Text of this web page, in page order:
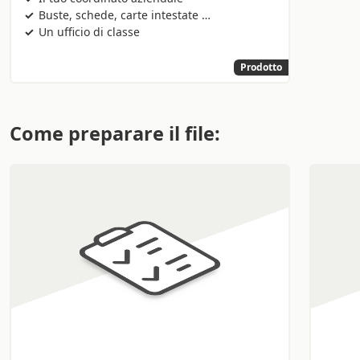
incontri, i faldoni con anelli personalizzati
marchio aziendale sono anche un
personalizzati onlineè un gioco da ragazzi se ti affidi a
Sprint24. In pochi click e comodamente dalla tua
scrivania, puoi studiare le caratteristiche di un
quaderno ad anelli personalizzato
diversi formati di stampa, colori, finiture, chiusura a 2 o
Buste, schede, carte intestate …
Un ufficio di classe
Prodotto
Come preparare il file: